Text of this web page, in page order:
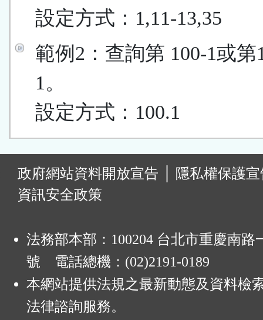
設定方式：1,11-13,35
範例2：查詢第 100-1或第
1。
設定方式：100.1
政府網站資料開放宣告
隱私權保護
資訊安全政策
法務部本部：100204 台北市重慶南路
號 電話總機：(02)2191-0189
本網站提供法規之最新動態及資料檢
法律諮詢服務。